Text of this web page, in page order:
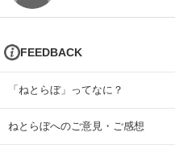
FEEDBACK
「ねとらぼ」ってなに？
ねとらぼへのご意見・ご感想